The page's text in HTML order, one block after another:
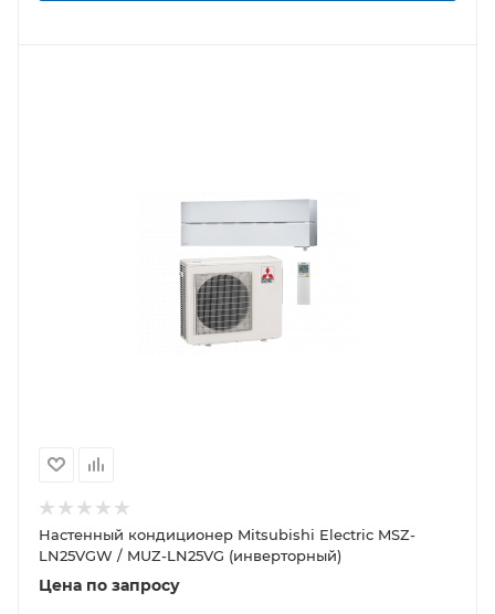
Настенный кондиционер Mitsubishi Electric MSZ-
LN25VGW / MUZ-LN25VG (инверторный)
Цена по запросу